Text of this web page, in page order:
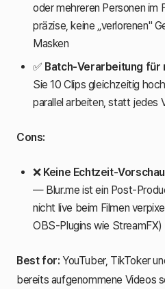
oder mehreren Personen im
präzise, keine „verlorenen"
Masken
✅ Batch-Verarbeitung für
Sie 10 Clips gleichzeitig
parallel arbeiten, statt jedes
Cons:
❌ Keine Echtzeit-
— Blur.me ist ein Post-
nicht live beim Filmen
OBS-Plugins wie StreamFX)
Best for: YouTuber, TikToker
bereits aufgenommene Videos